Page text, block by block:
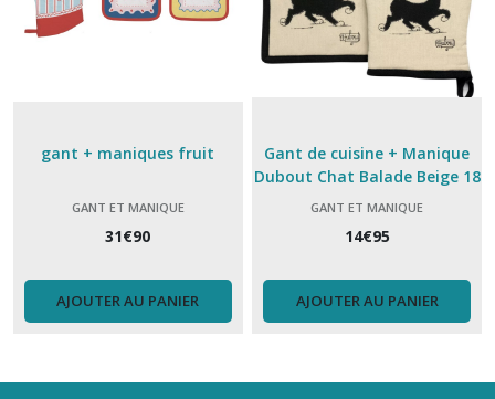
gant + maniques fruit
GANT ET MANIQUE
31€90
AJOUTER AU PANIER
Gant de cuisine + Manique
Dubout Chat Balade Beige 18
x 28
GANT ET MANIQUE
14€95
AJOUTER AU PANIER